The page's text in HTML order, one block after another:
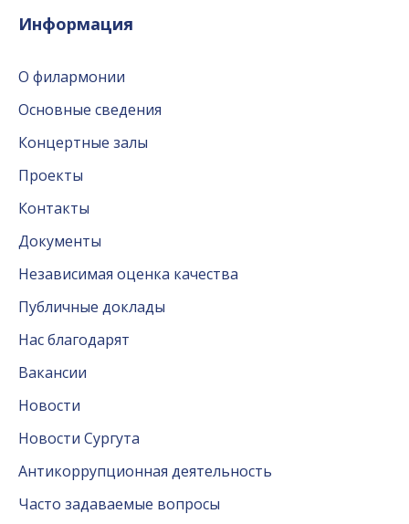
Информация
О филармонии
Основные сведения
Концертные залы
Проекты
Контакты
Документы
Независимая оценка качества
Публичные доклады
Нас благодарят
Вакансии
Новости
Новости Сургута
Антикоррупционная деятельность
Часто задаваемые вопросы